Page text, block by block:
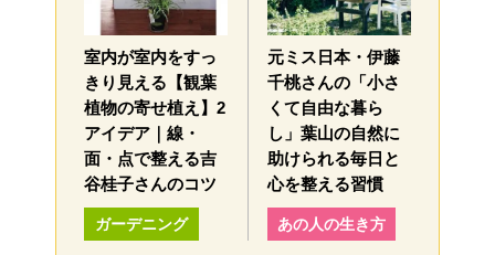
室内が室内をすっ
きり見える【観葉
植物の寄せ植え】2
アイデア｜線・
面・点で整える吉
谷桂子さんのコツ
ガーデニング
元ミス日本・伊藤
千桃さんの「小さ
くて自由な暮ら
し」葉山の自然に
助けられる毎日と
心を整える習慣
あの人の生き方